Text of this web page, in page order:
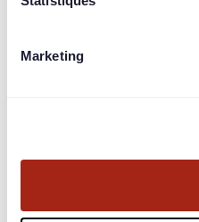
Marketing
Le Golf